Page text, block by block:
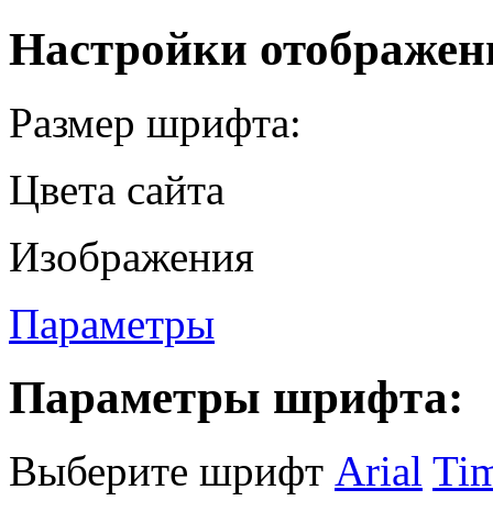
Настройки
Размер шрифта:
Цвета сайта
Изображения
Параметры
Параметры шрифта:
Выберите шрифт Arial